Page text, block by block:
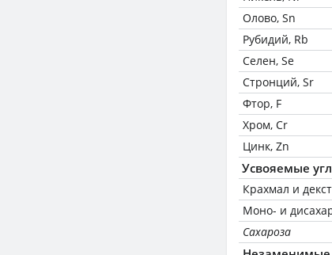
Олово, Sn
Рубидий, Rb
Селен, Se
Стронций, Sr
Фтор, F
Хром, Cr
Цинк, Zn
Усвояемые
Крахмал и
Моно- и
Сахароза